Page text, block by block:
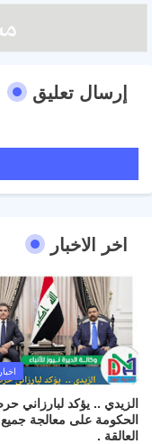
إرسال تعليق
اخر الاخبار
الزيدي .. يؤكد لبارزاني
الحكومة على معالجة جميع
العالقة .